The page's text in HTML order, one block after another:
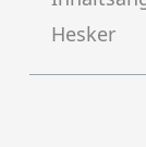
Hesker